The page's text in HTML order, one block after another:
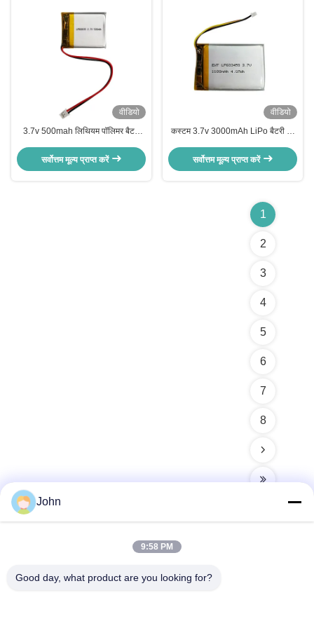
वीडियो
3.7v 500mah लिथियम पॉलिमर बैटरी
सर्वोत्तम मूल्य प्राप्त करें
वीडियो
कस्टम 3.7v 3000mAh LiPo बैटरी ली
सर्वोत्तम मूल्य प्राप्त करें
1
2
3
4
5
6
7
8
John
9:58 PM
Good day, what product are you looking for?